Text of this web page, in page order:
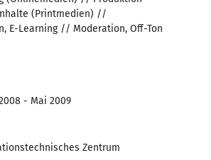
(Printmedien) //
E-Learning // Moderation, Off-Ton
- Mai 2009
Zentrum